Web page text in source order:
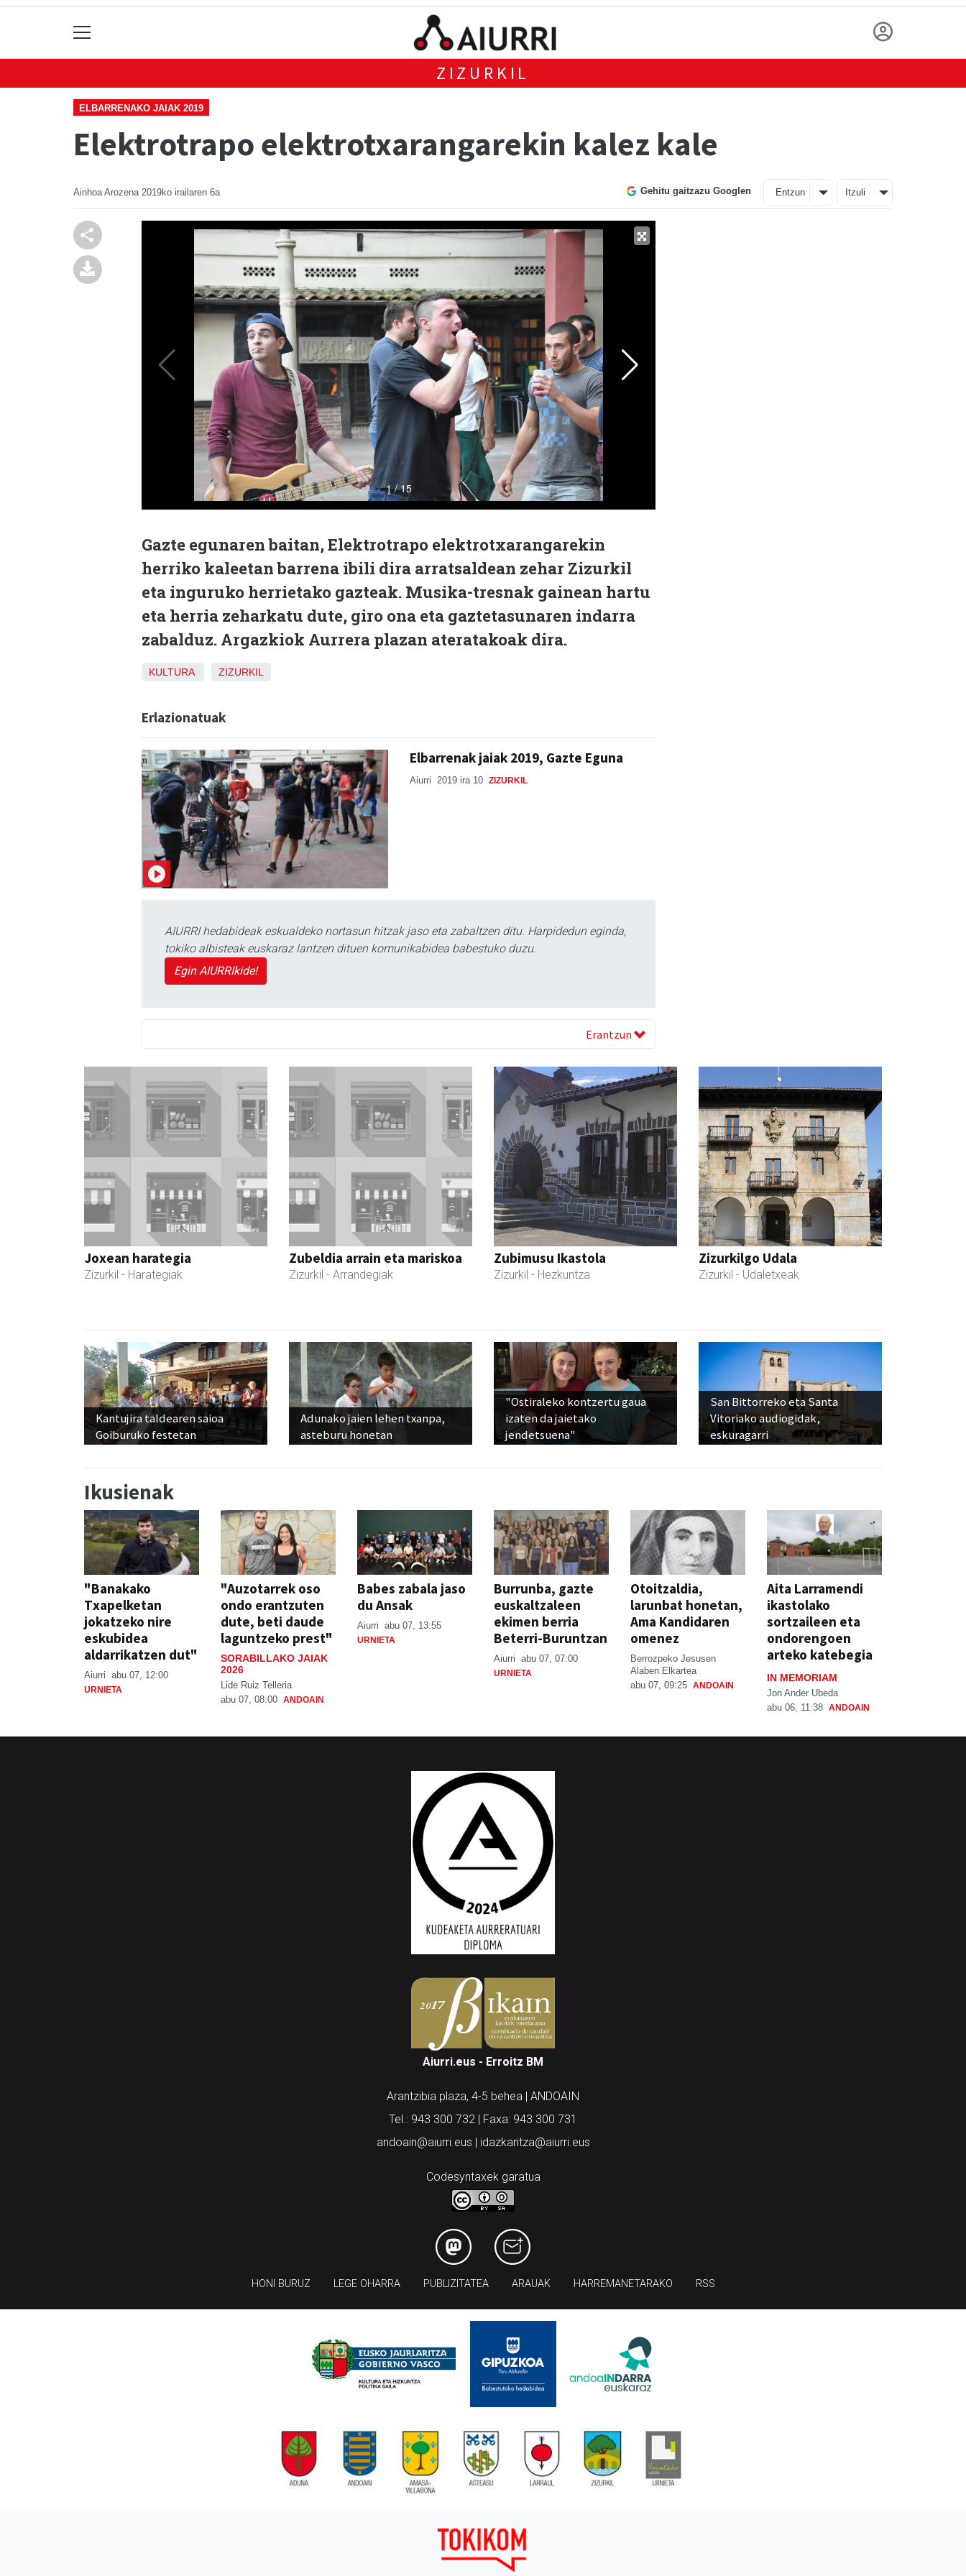
ZIZURKIL
ELBARRENAKO JAIAK 2019
Elektrotrapo elektrotxarangarekin kalez kale
Ainhoa Arozena 2019ko irailaren 6a Gehitu gaitzazu Googlen Entzun Itzuli
Gazte egunaren baitan, Elektrotrapo elektrotxarangarekin
herriko kaleetan barrena ibili dira arratsaldean zehar Zizurkil
eta inguruko herrietako gazteak. Musika-tresnak gainean hartu
eta herria zeharkatu dute, giro ona eta gaztetasunaren indarra
zabalduz. Argazkiok Aurrera plazan ateratakoak dira.
KULTURA ZIZURKIL
Erlazionatuak
Elbarrenak jaiak 2019, Gazte Eguna
Aiurri 2019 ira 10 ZIZURKIL
AIURRI hedabideak eskualdeko nortasun hitzak jaso eta zabaltzen ditu. Harpidedun eginda,
tokiko albisteak euskaraz lantzen dituen komunikabidea babestuko duzu.
Egin AIURRIkide!
Erantzun
Joxean harategia
Zizurkil - Harategiak
Zubeldia arrain eta mariskoa
Zizurkil - Arrandegiak
Zubimusu Ikastola
Zizurkil - Hezkuntza
Zizurkilgo Udala
Zizurkil - Udaletxeak
Kantujira taldearen saioa
Goiburuko festetan
Adunako jaien lehen txanpa,
asteburu honetan
"Ostiraleko kontzertu gaua
izaten da jaietako
jendetsuena"
San Bittorreko eta Santa
Vitoriako audiogidak,
eskuragarri
Ikusienak
"Banakako
Txapelketan
jokatzeko nire
eskubidea
aldarrikatzen dut"
Aiurri abu 07, 12:00
URNIETA
"Auzotarrek oso
ondo erantzuten
dute, beti daude
laguntzeko prest"
SORABILLAKO JAIAK
2026
Lide Ruiz Telleria
abu 07, 08:00 ANDOAIN
Babes zabala jaso
du Ansak
Aiurri abu 07, 13:55
URNIETA
Burrunba, gazte
euskaltzaleen
ekimen berria
Beterri-Buruntzan
Aiurri abu 07, 07:00
URNIETA
Otoitzaldia,
larunbat honetan,
Ama Kandidaren
omenez
Berrozpeko Jesusen
Alaben Elkartea
abu 07, 09:25 ANDOAIN
Aita Larramendi
ikastolako
sortzaileen eta
ondorengoen
arteko katebegia
IN MEMORIAM
Jon Ander Ubeda
abu 06, 11:38 ANDOAIN
Aiurri.eus - Erroitz BM
Arantzibia plaza, 4-5 behea | ANDOAIN
Tel.: 943 300 732 | Faxa: 943 300 731
andoain@aiurri.eus | idazkaritza@aiurri.eus
Codesyntaxek garatua
HONI BURUZ LEGE OHARRA PUBLIZITATEA ARAUAK HARREMANETARAKO RSS